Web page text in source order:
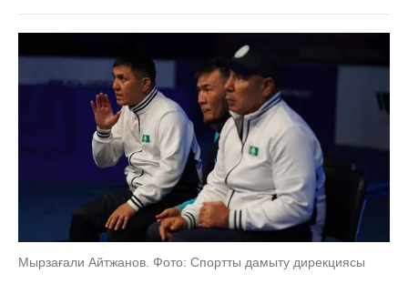
Мырзағали Айтжанов. Фото: Спортты дамыту дирекциясы